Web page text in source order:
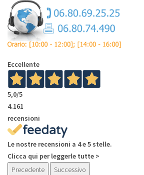
Eccellente
5,0/5
4.161
recensioni
Le nostre recensioni a 4 e 5 stelle.
Clicca qui per leggerle tutte >
Precedente
Successivo